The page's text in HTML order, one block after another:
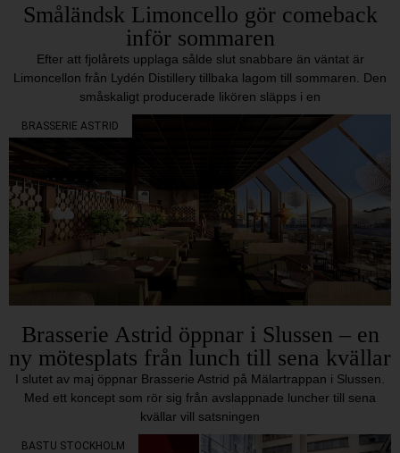
Småländsk Limoncello gör comeback
inför sommaren
Efter att fjolårets upplaga sålde slut snabbare än väntat är
Limoncellon från Lydén Distillery tillbaka lagom till sommaren. Den
småskaligt producerade likören släpps i en
BRASSERIE ASTRID
Brasserie Astrid öppnar i Slussen – en
ny mötesplats från lunch till sena kvällar
I slutet av maj öppnar Brasserie Astrid på Mälartrappan i Slussen.
Med ett koncept som rör sig från avslappnade luncher till sena
kvällar vill satsningen
BASTU STOCKHOLM